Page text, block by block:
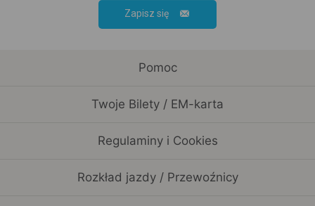
Zapisz się
Pomoc
Twoje Bilety / EM-karta
Regulaminy i Cookies
Rozkład jazdy / Przewoźnicy